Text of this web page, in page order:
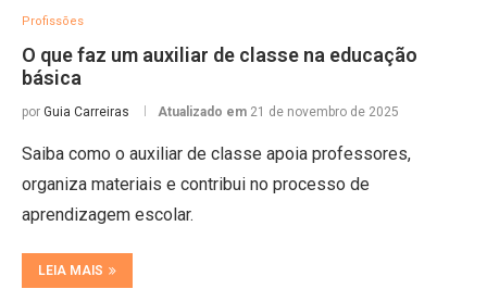
Profissões
O que faz um auxiliar de classe na educação
básica
por Guia Carreiras Atualizado em 21 de novembro de 2025
Saiba como o auxiliar de classe apoia professores,
organiza materiais e contribui no processo de
aprendizagem escolar.
LEIA MAIS